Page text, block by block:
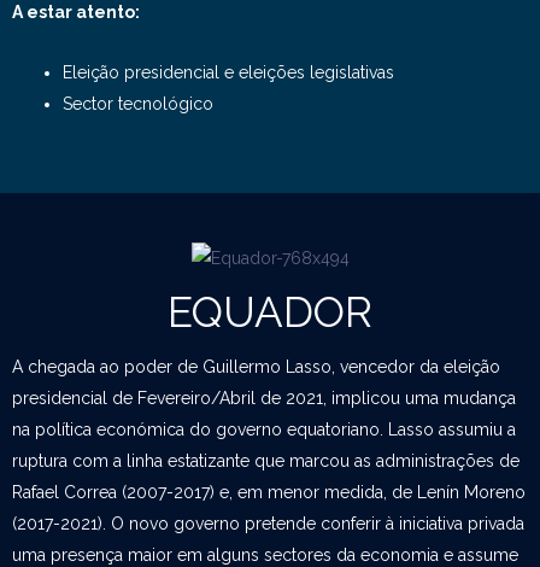
A estar atento:
Eleição presidencial e eleições legislativas
Sector tecnológico
EQUADOR
A chegada ao poder de Guillermo Lasso, vencedor da eleição
presidencial de Fevereiro/Abril de 2021, implicou uma mudança
na política económica do governo equatoriano. Lasso assumiu a
ruptura com a linha estatizante que marcou as administrações de
Rafael Correa (2007-2017) e, em menor medida, de Lenín Moreno
(2017-2021). O novo governo pretende conferir à iniciativa privada
uma presença maior em alguns sectores da economia e assume